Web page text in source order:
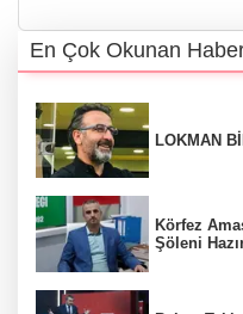
En Çok Okunan
LOKMAN
Körfez
Şöleni